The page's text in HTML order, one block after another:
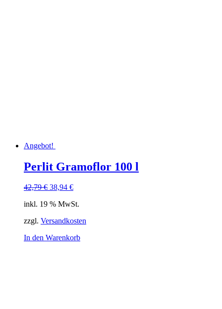
Angebot!
Perlit Gramoflor 100 l
42,79€ Ursprünglicher
war:
38,94 €Aktueller
ist:
inkl. 19 % MwSt.
zzgl. Versandkosten
In den Warenkorb